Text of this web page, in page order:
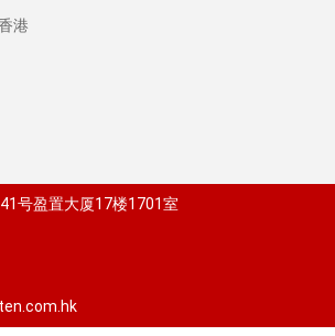
港
号盈置大厦17楼1701室